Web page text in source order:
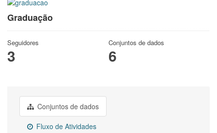
Graduação
Seguidores
3
Conjuntos de dados
6
Conjuntos de dados
Fluxo de Atividades